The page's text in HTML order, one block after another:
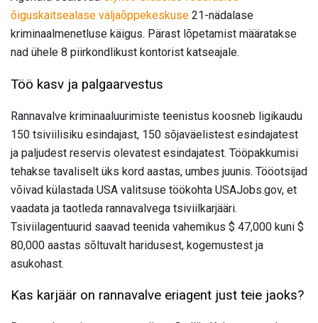
õiguskaitsealase väljaõppekeskuse 21-nädalase
kriminaalmenetluse käigus. Pärast lõpetamist määratakse
nad ühele 8 piirkondlikust kontorist katseajale.
Töö kasv ja palgaarvestus
Rannavalve kriminaaluurimiste teenistus koosneb ligikaudu
150 tsiviilisiku esindajast, 150 sõjaväelistest esindajatest
ja paljudest reservis olevatest esindajatest. Tööpakkumisi
tehakse tavaliselt üks kord aastas, umbes juunis. Tööotsijad
võivad külastada USA valitsuse töökohta USAJobs.gov, et
vaadata ja taotleda rannavalvega tsiviilkarjääri.
Tsiviilagentuurid saavad teenida vahemikus $ 47,000 kuni $
80,000 aastas sõltuvalt haridusest, kogemustest ja
asukohast.
Kas karjäär on rannavalve eriagent just teie jaoks?